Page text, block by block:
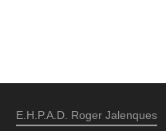
E.H.P.A.D. Roger Jalenques